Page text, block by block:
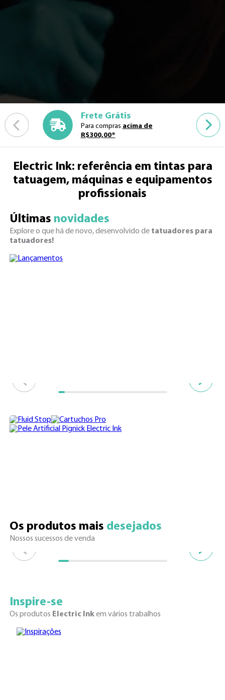
Frete Grátis
Para compras acima de
R$300,00*
Electric Ink: referência em tintas para
tatuagem, máquinas e equipamentos
profissionais
Últimas novidades
Explore o que há de novo, desenvolvido de tatuadores para
tatuadores!
Os produtos mais desejados
Nossos sucessos de venda
Inspire-se
Os produtos Electric Inkem vários trabalhos